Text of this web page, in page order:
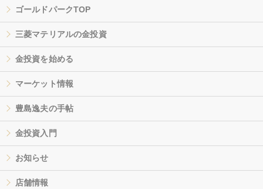
ゴールドパークTOP
三菱マテリアルの金投資
金投資を始める
マーケット情報
豊島逸夫の手帖
金投資入門
お知らせ
店舗情報